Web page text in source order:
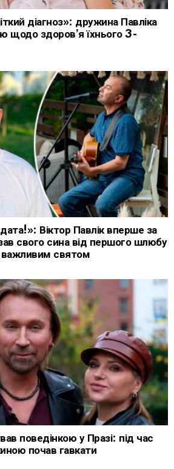
діагноз»: дружина Павліка
щодо здоров’я їхнього 3-
Віктор Павлік вперше за
свого сина від першого шлюбу
важливим святом
поведінкою у Празі: під час
почав гавкати